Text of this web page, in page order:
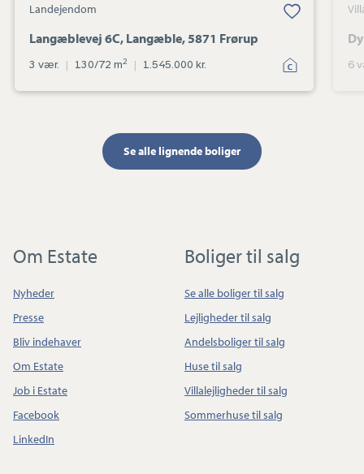
Landejendom
Langæblevej 6C, Langæble, 5871 Frørup
3 vær. | 130/72 m2 | 1.545.000 kr. 6
Se alle lignende boliger
Om Estate
Nyheder
Presse
Bliv indehaver
Om Estate
Job i Estate
Facebook
LinkedIn
Boliger til salg
Se alle boliger til salg
Lejligheder til salg
Andelsboliger til salg
Huse til salg
Villalejligheder til salg
Sommerhuse til salg